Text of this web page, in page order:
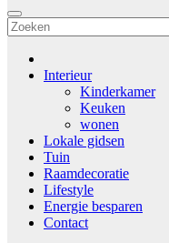
Interieur
Kinderkamer
Keuken
wonen
Lokale gidsen
Tuin
Raamdecoratie
Lifestyle
Energie besparen
Contact